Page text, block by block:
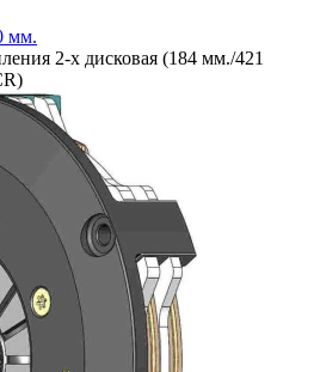
мм.
2-х дисковая (184 мм./421